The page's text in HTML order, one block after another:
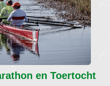
en Toertocht